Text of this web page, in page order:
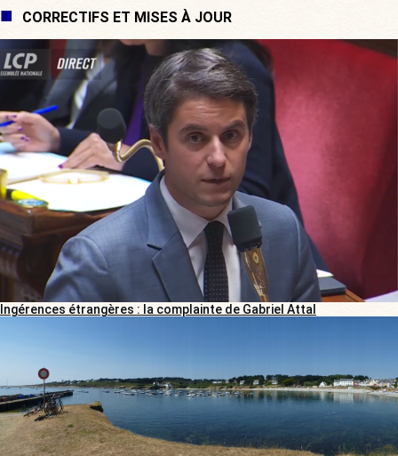
CORRECTIFS ET MISES À JOUR
Ingérences étrangères : la complainte de Gabriel Attal